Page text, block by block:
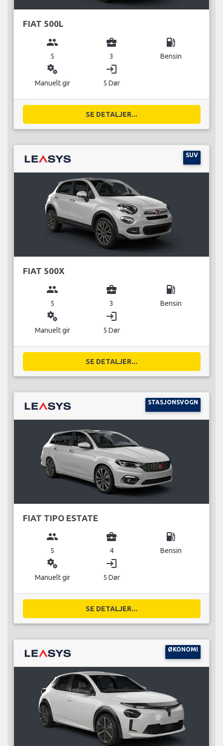
FIAT 500L
group
5
business_center
3
local_gas_station
Bensin
miscellaneous_services
Manuelt gir
login
5 Dør
SE DETALJER...
SUV
FIAT 500X
group
5
business_center
3
local_gas_station
Bensin
miscellaneous_services
Manuelt gir
login
5 Dør
SE DETALJER...
STASJONSVOGN
FIAT TIPO ESTATE
group
5
business_center
4
local_gas_station
Bensin
miscellaneous_services
Manuelt gir
login
5 Dør
SE DETALJER...
ØKONOMI